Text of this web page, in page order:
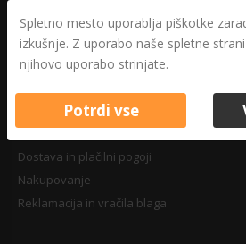
Druga določila
Pravilnik o zasebnosti
Pravno obvestilo
Dostava in plačilni pogoji
Nakupovanje
Reklamacija in vračila blaga
Spletno mesto uporablja piškotke
izkušnje. Z uporabo naše spletne
njihovo uporabo strinjate.
Potrdi vse